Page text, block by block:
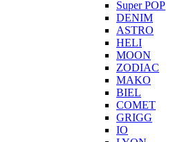
Super POP
DENIM
ASTRO
HELI
MOON
ZODIAC
MAKO
BIEL
COMET
GRIGG
IO